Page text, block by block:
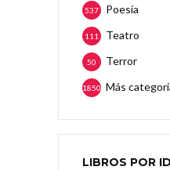
Poesía
537
Teatro
111
Terror
50
Más
1850
LIBROS POR